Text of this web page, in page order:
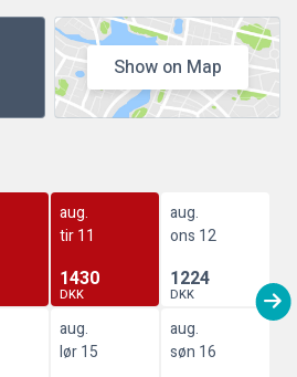
Show on Map
aug.
tir 11
1430
DKK
aug.
ons 12
1224
DKK
aug.
lør 15
aug.
søn 16